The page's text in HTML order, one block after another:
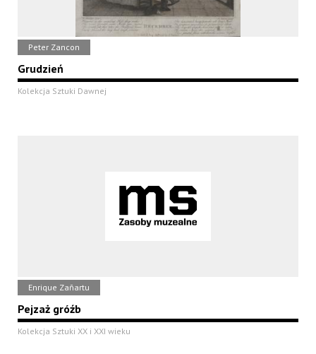
Peter Zancon
Grudzień
Kolekcja Sztuki Dawnej
Enrique Zañartu
Pejzaż gróźb
Kolekcja Sztuki XX i XXI wieku